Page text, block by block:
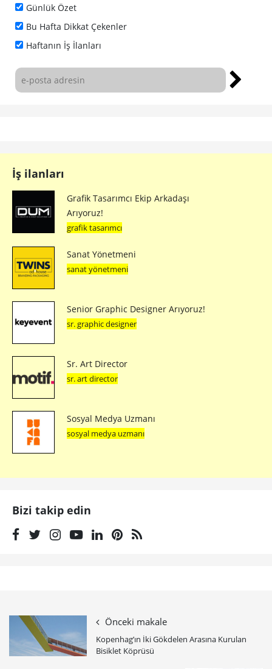
Günlük Özet
Bu Hafta Dikkat Çekenler
Haftanın İş İlanları
İş ilanları
Grafik Tasarımcı Ekip Arkadaşı
Arıyoruz!
grafik tasarımcı
Sanat Yönetmeni
sanat yönetmeni
Senior Graphic Designer Arıyoruz!
sr. graphic designer
Sr. Art Director
sr. art director
Sosyal Medya Uzmanı
sosyal medya uzmanı
Bizi takip edin
Önceki makale
Kopenhag’ın İki Gökdelen Arasına Kurulan
Bisiklet Köprüsü